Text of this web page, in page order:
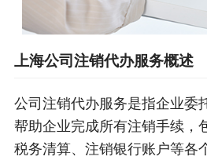
上海公司注销代办服务概述
公司注销代办服务是指企业委
帮助企业完成所有注销手续，
税务清算、注销银行账户等各